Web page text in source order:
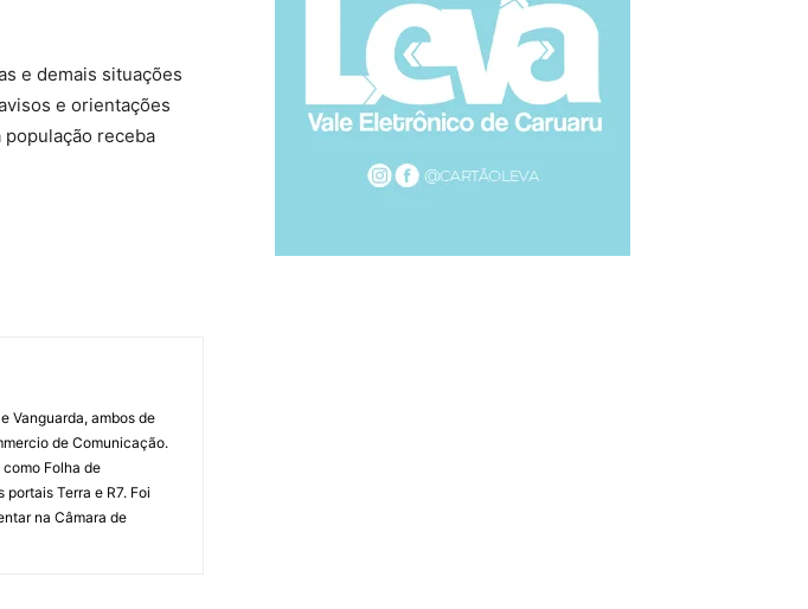
e demais situações
e orientações
receba
Vanguarda, ambos de
de Comunicação.
Folha de
Terra e R7. Foi
na Câmara de